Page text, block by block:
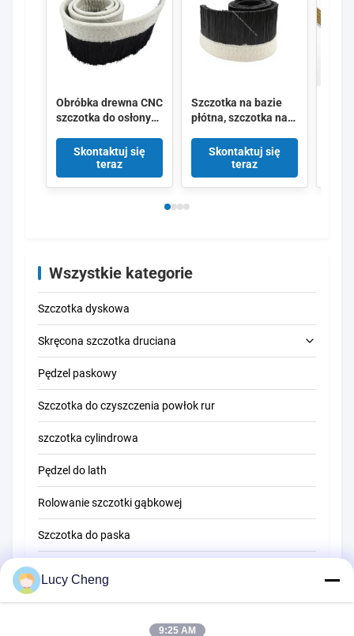
Obróbka drewna CNC
szczotka do osłony
Płótno z nylonowym
włosiem szczotka
uszczelniająca do
Skontaktuj się
teraz
Szczotka na bazie
płótna, szczotka na
szczotka na sztuce
CNC, szczotka na
ścianie, szczotka na
Skontaktuj się
teraz
Wszystkie kategorie
Szczotka dyskowa
Skręcona szczotka druciana
Szczotka do czyszczenia rur
Szczotka do czyszczenia słomy
Pędzel paskowy
Szczotka do czyszczenia powłok rur
szczotka cylindrowa
Pędzel do lath
Rolowanie szczotki gąbkowej
Szczotka do paska
Pędzel zamiatający
Lucy Cheng
9:25 AM